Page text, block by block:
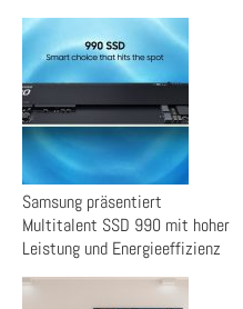
Samsung präsentiert
Multitalent SSD 990 mit hoher
Leistung und Energieeffizienz